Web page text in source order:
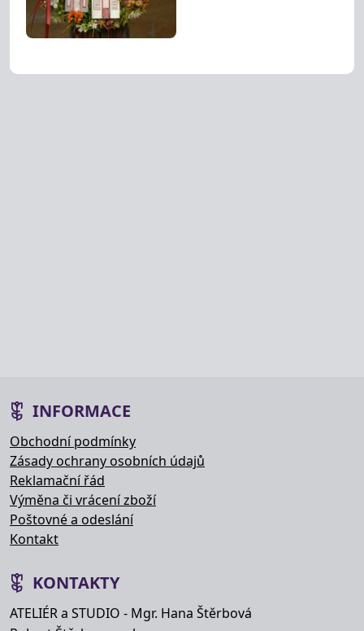
INFORMACE
Obchodní podmínky
Zásady ochrany osobních údajů
Reklamační řád
Výměna či vrácení zboží
Poštovné a odeslání
Kontakt
KONTAKTY
ATELIÉR a STUDIO - Mgr. Hana Štěrbová